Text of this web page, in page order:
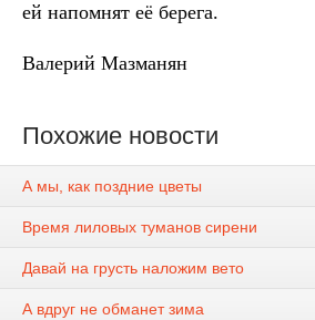
ей напомнят её берега.
Валерий Мазманян
Похожие новости
А мы, как поздние цветы
Время лиловых туманов сирени
Давай на грусть наложим вето
А вдруг не обманет зима